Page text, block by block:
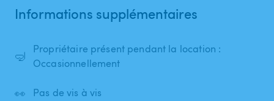
Informations supplémentaires
🤿
Propriétaire présent pendant la location :
Occasionnellement
👀 Pas de vis à vis